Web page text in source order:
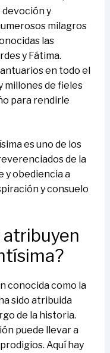
y
milagros
las
y Fátima.
en todo el
millones de fieles
para rendirle
es uno de los
de la
y obediencia a
y consuelo
atribuyen
conocida como la
sido atribuida
de la historia.
puede llevar a
Aquí hay